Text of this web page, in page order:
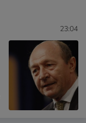
23:04